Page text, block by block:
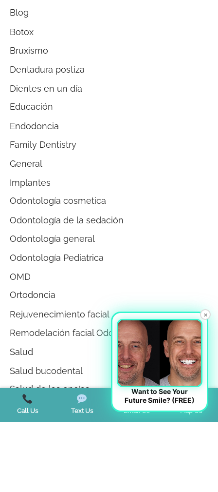
Blog
Botox
Bruxismo
Dentadura postiza
Dientes en un día
Educación
Endodoncia
Family Dentistry
General
Implantes
Odontología cosmetica
Odontología de la sedación
Odontología general
Odontología Pediatrica
OMD
Ortodoncia
Rejuvenecimiento facial
Remodelación facial Odontología
Salud
Salud bucodental
Salud de las encías
Sin categorizar
Call Us Text Us Email Us Map Us
×
Want to See Your
Future Smile? (FREE)